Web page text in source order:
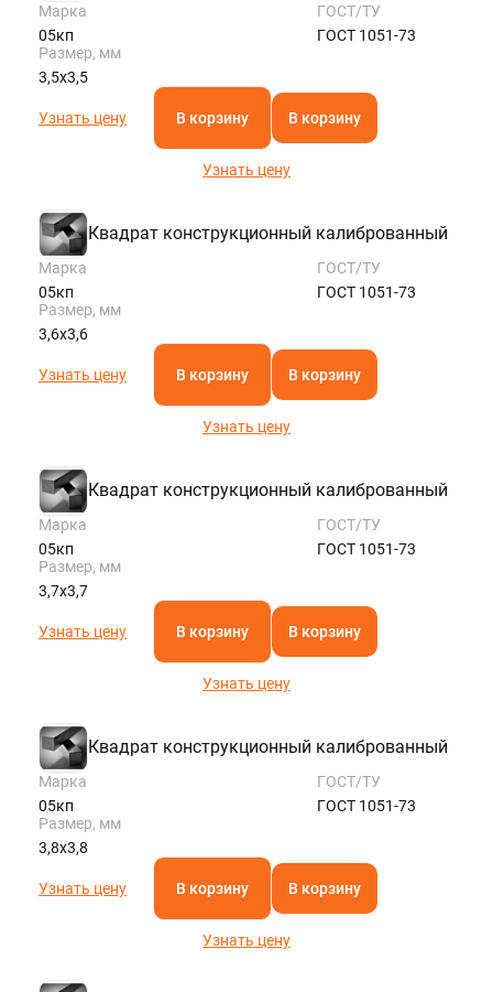
Марка
05кп
ГОСТ/ТУ
ГОСТ 1051-73
Размер, мм
3,5х3,5
Узнать цену В корзину В корзину
Узнать цену
Квадрат конструкционный калиброванный
Марка
05кп
ГОСТ/ТУ
ГОСТ 1051-73
Размер, мм
3,6х3,6
Узнать цену В корзину В корзину
Узнать цену
Квадрат конструкционный калиброванный
Марка
05кп
ГОСТ/ТУ
ГОСТ 1051-73
Размер, мм
3,7х3,7
Узнать цену В корзину В корзину
Узнать цену
Квадрат конструкционный калиброванный
Марка
05кп
ГОСТ/ТУ
ГОСТ 1051-73
Размер, мм
3,8х3,8
Узнать цену В корзину В корзину
Узнать цену